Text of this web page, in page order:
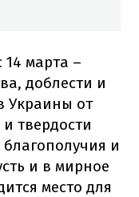
марта –
доблести и
Украины от
твердости
и
и в мирное
место для